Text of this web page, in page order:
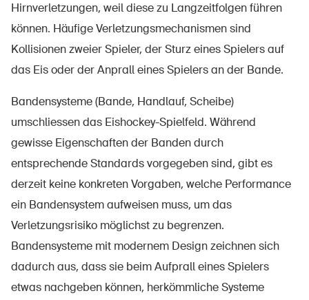
Politik
Kampagnen
Bestellen & herunterladen
Sichere Produkte
Rechtsfragen & Gerichtsentscheide
Sicherheitsdelegierte & Gemeinden
Hirnverletzungen, weil diese zu Langzeitfolgen führen
können. Häufige Verletzungsmechanismen sind
Kollisionen zweier Spieler, der Sturz eines Spielers auf
das Eis oder der Anprall eines Spielers an der Bande.
Bandensysteme (Bande, Handlauf, Scheibe)
umschliessen das Eishockey-Spielfeld. Während
gewisse Eigenschaften der Banden durch
entsprechende Standards vorgegeben sind, gibt es
derzeit keine konkreten Vorgaben, welche Performance
ein Bandensystem aufweisen muss, um das
Verletzungsrisiko möglichst zu begrenzen.
Bandensysteme mit modernem Design zeichnen sich
dadurch aus, dass sie beim Aufprall eines Spielers
etwas nachgeben können, herkömmliche Systeme